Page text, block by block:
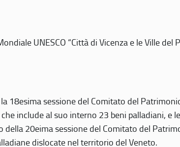
UNESCO “Città di Vicenza e le Ville
18esima sessione del Comitato del
include al suo interno 23 beni palladiani, e
della 20eima sessione del Comitato del
dislocate nel territorio del Veneto.